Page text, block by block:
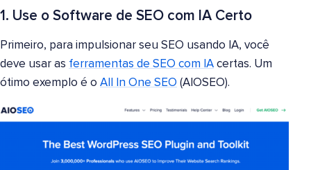
1. Use o Software de SEO com IA Certo
Primeiro, para impulsionar seu SEO usando IA, você
deve usar as ferramentas de SEO com IA certas. Um
ótimo exemplo é o All In One SEO (AIOSEO).